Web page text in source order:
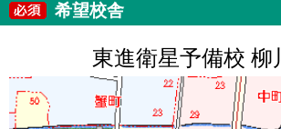
希望校舎
東進衛星予備校 柳